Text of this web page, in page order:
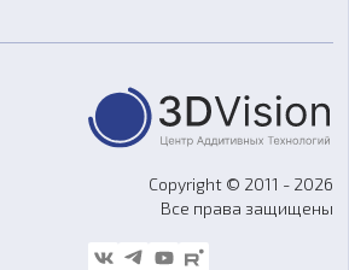
для вакуумного литья
Copyright © 2011 - 2026
Все права защищены